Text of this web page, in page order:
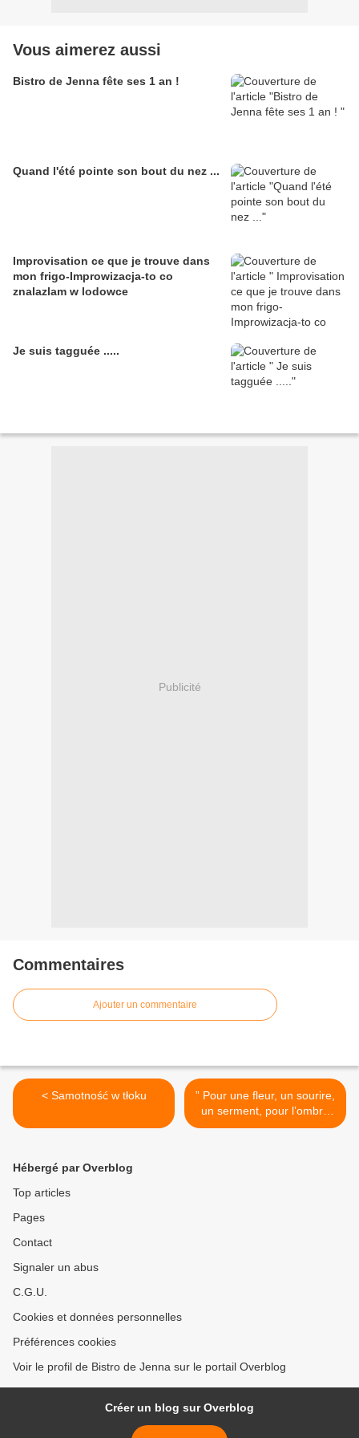
Vous aimerez aussi
Bistro de Jenna fête ses 1 an !
Quand l'été pointe son bout du nez ...
Improvisation ce que je trouve dans
mon frigo-Improwizacja-to co
znalazlam w lodowce
Je suis tagguée .....
Publicité
Commentaires
Ajouter un commentaire
< Samotność w tłoku
” Pour une fleur, un sourire,
un serment, pour l’ombre
d’un regard… “ Jacques
Hébergé par Overblog
Top articles
Pages
Contact
Signaler un abus
C.G.U.
Cookies et données personnelles
Préférences cookies
Voir le profil de Bistro de Jenna sur le portail Overblog
Créer un blog sur Overblog